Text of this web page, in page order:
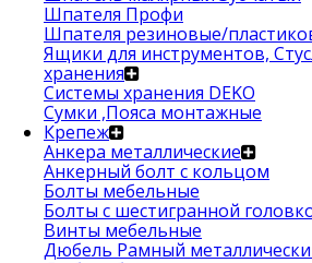
Шпателя Профи
Шпателя резиновые/
Ящики для инструментов,
хранения
Системы хранения DEKO
Сумки ,Пояса монтажные
Крепеж
Анкера металлические
Анкерный болт с кольцом
Болты мебельные
Болты с шестигранной
Винты мебельные
Дюбель Рамный